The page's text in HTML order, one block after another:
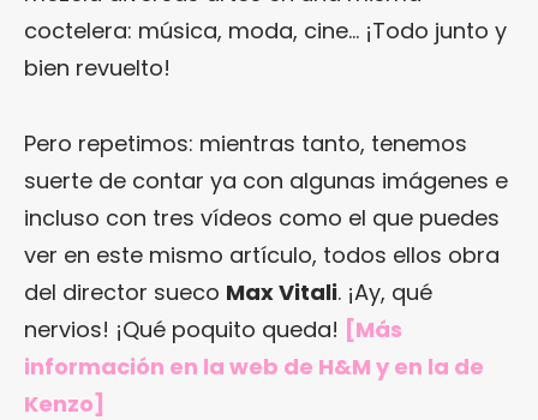
coctelera: música, moda, cine… ¡Todo junto y
bien revuelto!
Pero repetimos: mientras tanto, tenemos
suerte de contar ya con algunas imágenes e
incluso con tres vídeos como el que puedes
ver en este mismo artículo, todos ellos obra
del director sueco Max Vitali. ¡Ay, qué
nervios! ¡Qué poquito queda! [Más
información en la web de H&M y en la de
Kenzo]